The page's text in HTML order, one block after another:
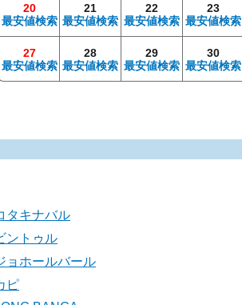
20
最安値検索
21
最安値検索
22
最安値検索
23
最安値検索
27
最安値検索
28
最安値検索
29
最安値検索
30
最安値検索
タキナバル
ントゥル
ョホールバール
ピ